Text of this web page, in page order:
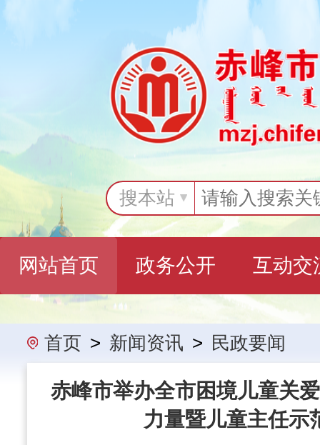
搜本站
网站首页 政务公开 互动交
办事指南 民政要闻 机构概
首页 > 新闻资讯 > 民政要闻
赤峰市举办全市困境儿童关
力量暨儿童主任示